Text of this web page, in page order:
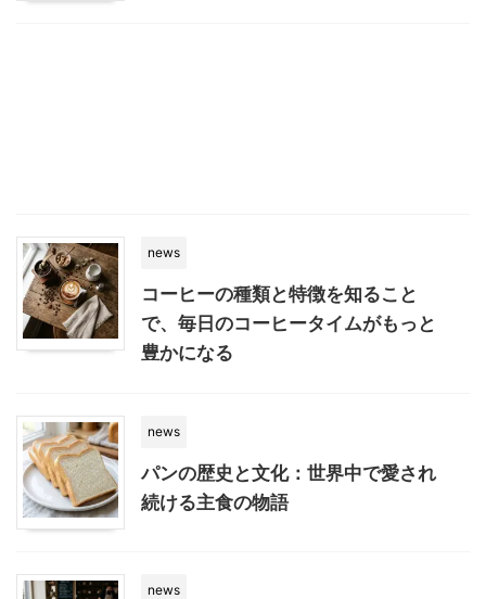
news
コーヒーの種類と特徴を知ること
で、毎日のコーヒータイムがもっと
豊かになる
news
パンの歴史と文化：世界中で愛され
続ける主食の物語
news